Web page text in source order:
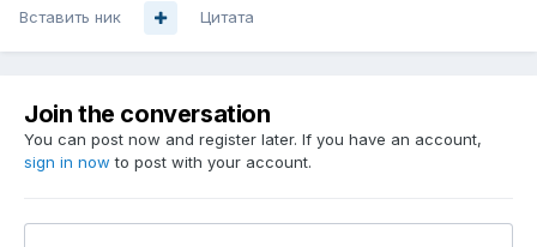
Вставить ник Цитата
Join the conversation
You can post now and register later. If you have an account,
sign in now to post with your account.